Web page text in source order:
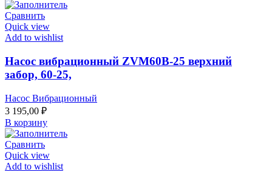
Сравнить
Quick view
Add to wishlist
Насос вибрационный ZVM60В-25 верхний
забор, 60-25,
Насос Вибрационный
3 195,00 ₽
В корзину
Сравнить
Quick view
Add to wishlist